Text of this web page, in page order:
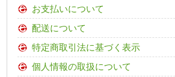
お支払いについて
配送について
特定商取引法に基づく表示
個人情報の取扱について